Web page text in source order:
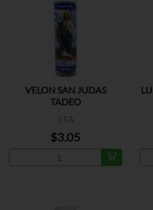
VELON SAN JUDAS
TADEO
1 EA
$3.05